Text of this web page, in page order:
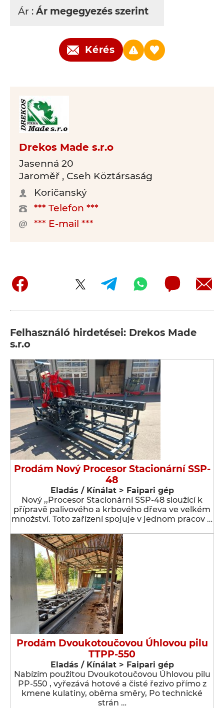
Ár : Ár megegyezés szerint
Kérés
Drekos Made s.r.o
Jasenná 20
Jaroměř , Cseh Köztársaság
Koričanský
*** Telefon ***
*** E-mail ***
Felhasználó hirdetései: Drekos Made
s.r.o
Prodám Nový Procesor Stacionární SSP-
48
Eladás / Kínálat > Faipari gép
Nový ,,Procesor Stacionární SSP-48 sloužící k
přípravě palivového a krbového dřeva ve velkém
množství. Toto zařízení spojuje v jednom pracov …
Prodám Dvoukotoučovou Úhlovou pilu
TTPP-550
Eladás / Kínálat > Faipari gép
Nabízím použitou Dvoukotoučovou Úhlovou pilu
PP-550 , vyřezává hotové a čisté řezivo přímo z
kmene kulatiny, oběma směry, Po technické
strán …